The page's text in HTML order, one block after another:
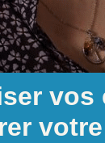
vos